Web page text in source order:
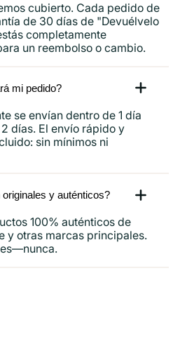
cubierto. Cada pedido de
de 30 días de "Devuélvelo
completamente
un reembolso o cambio.
mi pedido?
se envían dentro de 1 día
días. El envío rápido y
sin mínimos ni
y auténticos?
100% auténticos de
y otras marcas principales.